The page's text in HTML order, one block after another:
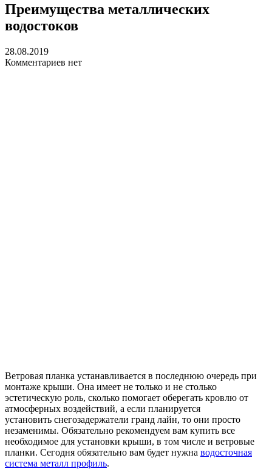
Преимущества металлических
водостоков
28.08.2019
Комментариев нет
Ветровая планка устанавливается в последнюю очередь при
монтаже крыши. Она имеет не только и не столько
эстетическую роль, сколько помогает оберегать кровлю от
атмосферных воздействий, а если планируется
установить снегозадержатели гранд лайн, то они просто
незаменимы. Обязательно рекомендуем вам купить все
необходимое для установки крыши, в том числе и ветровые
планки. Сегодня обязательно вам будет нужна водосточная
система металл профиль.